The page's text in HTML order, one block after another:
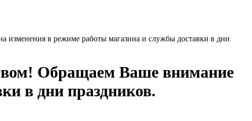
в режиме работы магазина и службы доставки в дни
Обращаем Ваше внимание
в дни праздников.